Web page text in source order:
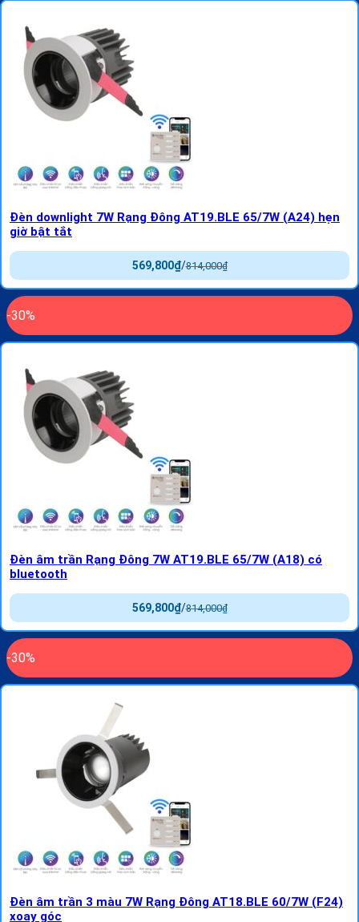
Đèn downlight 7W Rạng Đông AT19.BLE 65/7W (A24) hẹn
giờ bật tắt
814,000₫
/
569,800₫
-30%
Đèn âm trần Rạng Đông 7W AT19.BLE 65/7W (A18) có
bluetooth
814,000₫
/
569,800₫
-30%
Đèn âm trần 3 màu 7W Rạng Đông AT18.BLE 60/7W (F24)
xoay góc